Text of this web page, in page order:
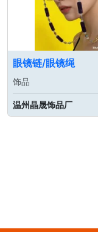
眼镜链/眼镜绳
饰品
温州晶晟饰品厂